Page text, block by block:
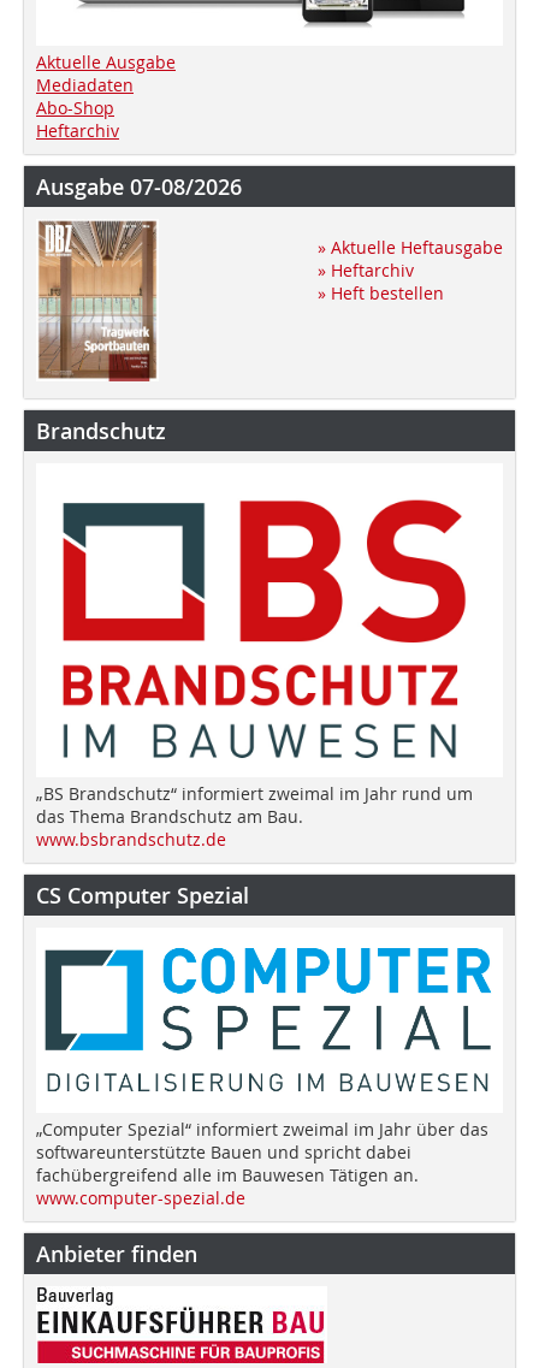
Aktuelle Ausgabe
Mediadaten
Abo-Shop
Heftarchiv
Ausgabe 07-08/2026
» Aktuelle Heftausgabe
» Heftarchiv
» Heft bestellen
Brandschutz
„BS Brandschutz“ informiert zweimal im Jahr rund um
das Thema Brandschutz am Bau.
www.bsbrandschutz.de
CS Computer Spezial
„Computer Spezial“ informiert zweimal im Jahr über das
softwareunterstützte Bauen und spricht dabei
fachübergreifend alle im Bauwesen Tätigen an.
www.computer-spezial.de
Anbieter finden